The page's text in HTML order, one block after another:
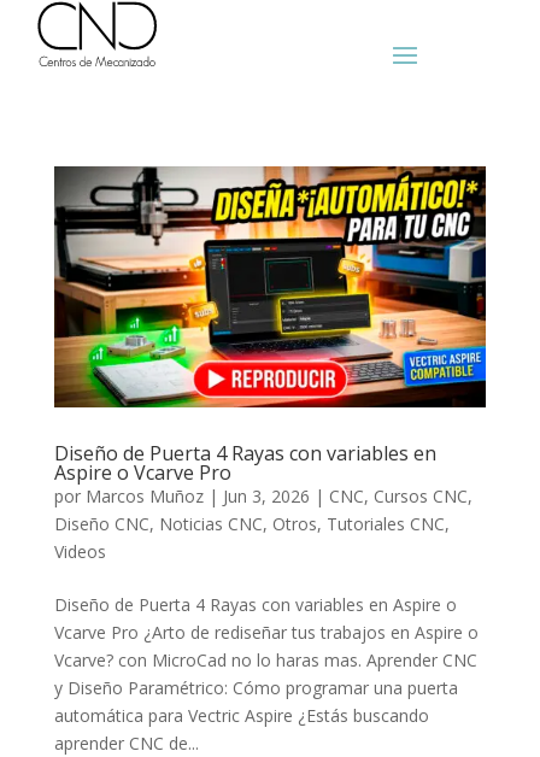
Diseño de Puerta 4 Rayas con variables en
Aspire o Vcarve Pro
por Marcos Muñoz| Jun 3, 2026 | CNC, Cursos CNC,
Diseño CNC, Noticias CNC, Otros, Tutoriales CNC,
Videos
Diseño de Puerta 4 Rayas con variables en Aspire o
Vcarve Pro ¿Arto de rediseñar tus trabajos en Aspire o
Vcarve? con MicroCad no lo haras mas. Aprender CNC
y Diseño Paramétrico: Cómo programar una puerta
automática para Vectric Aspire ¿Estás buscando
aprender CNC de...